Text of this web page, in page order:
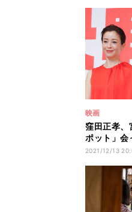
映画
窪田正孝、
ポット」会
ギー感じる
2021/12/13